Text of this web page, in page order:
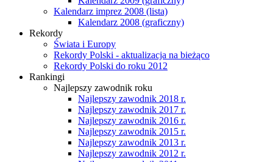
Kalendarz imprez 2008 (lista)
Kalendarz 2008 (graficzny)
Rekordy
Świata i Europy
Rekordy Polski - aktualizacja na bieżąco
Rekordy Polski do roku 2012
Rankingi
Najlepszy zawodnik roku
Najlepszy zawodnik 2018 r.
Najlepszy zawodnik 2017 r.
Najlepszy zawodnik 2016 r.
Najlepszy zawodnik 2015 r.
Najlepszy zawodnik 2013 r.
Najlepszy zawodnik 2012 r.